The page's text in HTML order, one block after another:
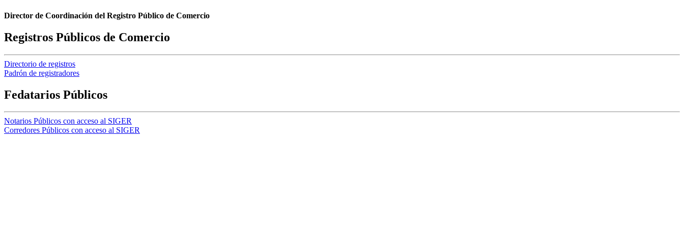
Director de Coordinación del Registro Público de Comercio
Registros Públicos de Comercio
Directorio de registros
Padrón de registradores
Fedatarios Públicos
Notarios Públicos con acceso al SIGER
Corredores Públicos con acceso al SIGER